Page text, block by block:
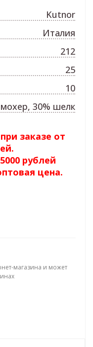
заказе от
рублей
цена.
Kutnor
Италия
212
25
10
30% шелк
магазина и может